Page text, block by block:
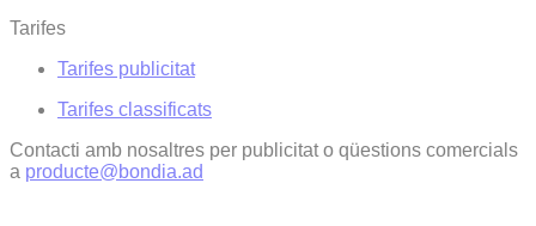
Tarifes
Tarifes publicitat
Tarifes classificats
Contacti amb nosaltres per publicitat o qüestions comercials
a producte@bondia.ad